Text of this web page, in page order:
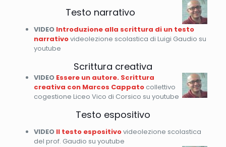
Testo narrativo
VIDEO Introduzione alla scrittura di un testo
narrativovideolezione scolastica di Luigi Gaudio su
youtube
Scrittura creativa
VIDEO Essere un autore. Scrittura
creativa con Marcos Cappato collettivo
cogestione Liceo Vico di Corsico su youtube
Testo espositivo
VIDEO Il testo espositivovideolezione scolastica
del prof. Gaudio su youtube